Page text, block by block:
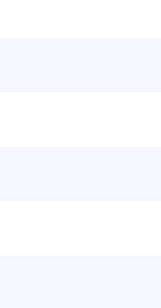
pour